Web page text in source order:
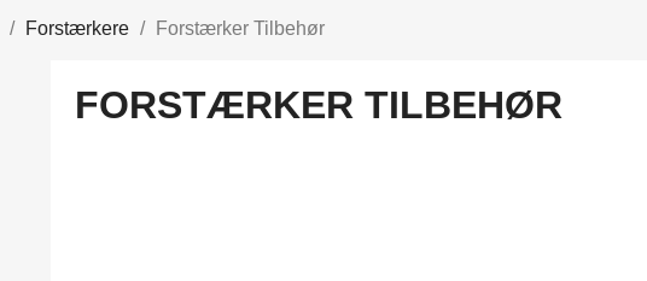
Forstærkere Forstærker Tilbehør
FORSTÆRKER TILBEHØR